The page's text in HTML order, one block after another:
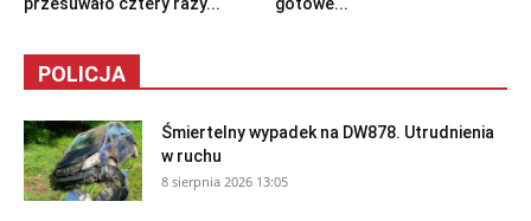
POLICJA
Śmiertelny wypadek na DW878. Utrudnienia
w ruchu
8 sierpnia 2026 13:05